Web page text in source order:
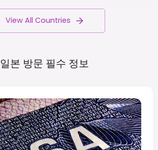
View All Countries
일본 방문 필수 정보